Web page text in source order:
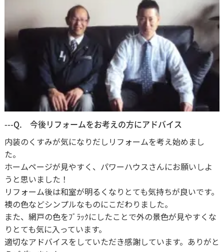
---Q. 今後リフォームをお考えの方にアドバイス
内装のくすみが気になりだしリフォームを考え始めまし
た。
ホームページが見やすく、パワーハウスさんにお願いしよ
うと思いました！
リフォーム後は和室が明るくなりとても気持ちが良いです。
襖の色などシンプルなものにこだわりました。
また、網戸の色をﾌﾞﾗｯｸにしたことで外の景色が見やすくな
りとても気に入っています。
適切なアドバイスをしていただき感謝しています。ありがと